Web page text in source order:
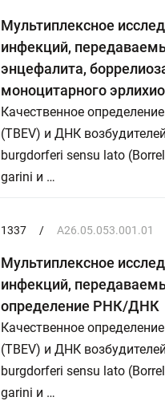
Мультиплексное
инфекций,
энцефалита,
моноцитарного
Качественное
(TBEV) и ДНК
burgdorferi sensu lato
garini и …
1337 / A26.05.053.001.01
Мультиплексное
инфекций,
определение РНК/ДНК
Качественное
(TBEV) и ДНК
burgdorferi sensu lato
garini и …